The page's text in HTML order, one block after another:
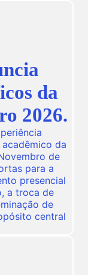
da
2026.
da
de
para a
presencial
a troca de
de
central